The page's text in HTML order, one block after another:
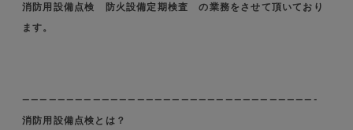
消防用設備点検 防火設備定期検査 の業務をさせて頂いており
ます。
—————————————————————————————————-
消防用設備点検とは？